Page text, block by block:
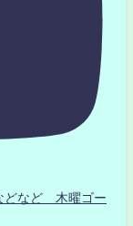
どなど 木曜ゴー